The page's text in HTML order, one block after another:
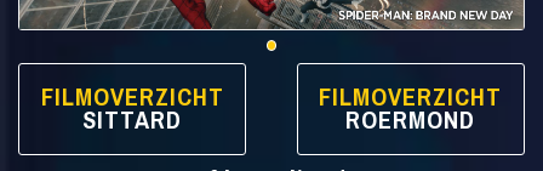
FILMOVERZICHT
SITTARD FILMOVERZICHT
ROERMOND